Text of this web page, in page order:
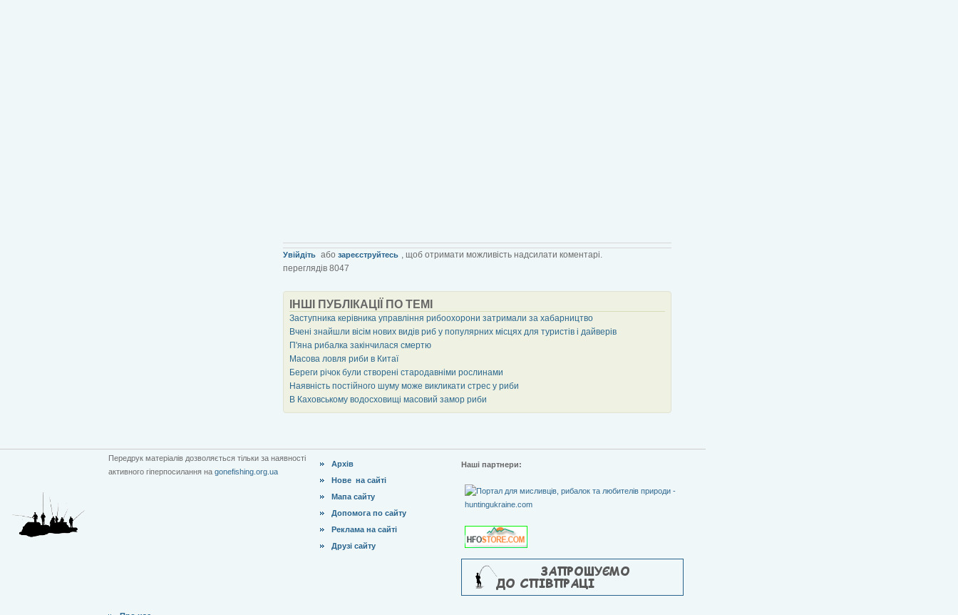
Увійдіть або зареєструйтесь , щоб отримати можливість надсилати коментарі.
переглядів 8047
ІНШІ ПУБЛІКАЦІЇ ПО ТЕМІ
Заступника керівника управління рибоохорони затримали за хабарництво
Вчені знайшли вісім нових видів риб у популярних місцях для туристів і дайверів
П'яна рибалка закінчилася смертю
Масова ловля риби в Китаї
Береги річок були створені стародавніми рослинами
Наявність постійного шуму може викликати стрес у риби
В Каховському водосховищі масовий замор риби
Передрук матеріалів дозволяється тільки за наявності
активного гіперпосилання на gonefishing.org.ua
Архів
Нове на сайті
Мапа сайту
Допомога по сайту
Реклама на сайті
Друзі сайту
Наші партнери: